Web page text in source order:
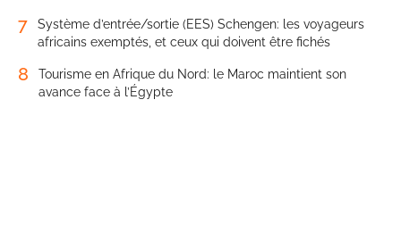
7
Système d’entrée/sortie (EES) Schengen: les voyageurs
africains exemptés, et ceux qui doivent être fichés
8
Tourisme en Afrique du Nord: le Maroc maintient son
avance face à l’Égypte